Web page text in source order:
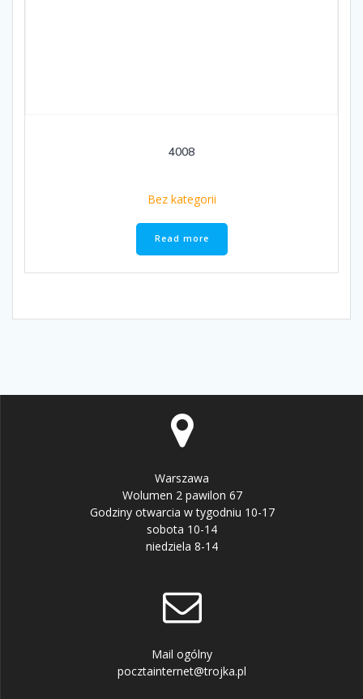
4008
Bez kategorii
Read more
Warszawa
Wolumen 2 pawilon 67
Godziny otwarcia w tygodniu 10-17
sobota 10-14
niedziela 8-14
Mail ogólny
pocztainternet@trojka.pl